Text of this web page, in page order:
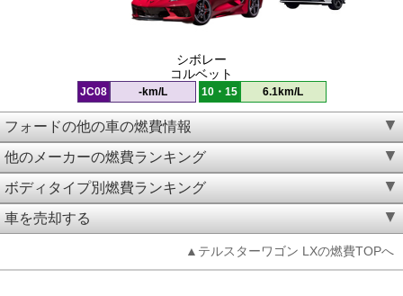
シボレー
コルベット
JC08 -km/L 10・15 6.1km/L
フォードの他の車の燃費情報
他のメーカーの燃費ランキング
ボディタイプ別燃費ランキング
車を売却する
▲テルスターワゴン LXの燃費TOPへ